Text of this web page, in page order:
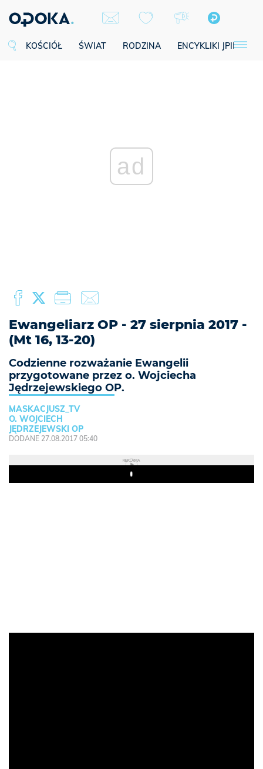
KOŚCIÓŁ ŚWIAT RODZINA ENCYKLIKI JPII
ad
Ewangeliarz OP - 27 sierpnia 2017 -
(Mt 16, 13-20)
Codzienne rozważanie Ewangelii
przygotowane przez o. Wojciecha
Jędrzejewskiego OP.
MASKACJUSZ_TV
O. WOJCIECH
JĘDRZEJEWSKI OP
DODANE 27.08.2017 05:40
REKLAMA
Play